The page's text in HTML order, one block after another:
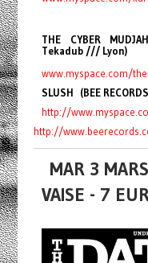
THE CYBER
Tekadub /// Lyon)
www.myspace.com/
SLUSH (BEE
http://
http://
MAR 3
VAISE - 7